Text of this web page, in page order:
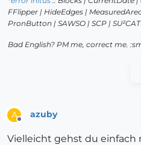
FFlipper | HideEdges |
PronButton | SAWSO | SCP |
Bad English? PM me, correct me.
A azuby
Vielleicht gehst du einfach